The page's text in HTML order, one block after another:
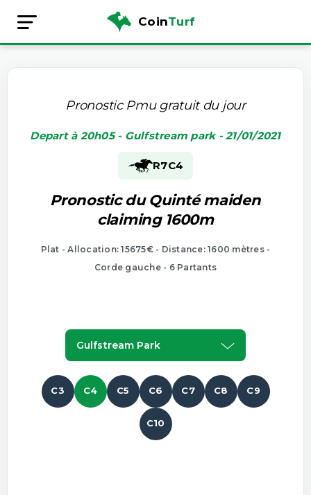
CoinTurf
Pronostic Pmu gratuit du jour
Depart à 20h05 - Gulfstream park - 21/01/2021
R7C4
Pronostic du Quinté maiden
claiming 1600m
Plat - Allocation: 15675€ - Distance: 1600 mètres -
Corde gauche - 6 Partants
Gulfstream Park
C3 C4 C5 C6 C7 C8 C9
C10